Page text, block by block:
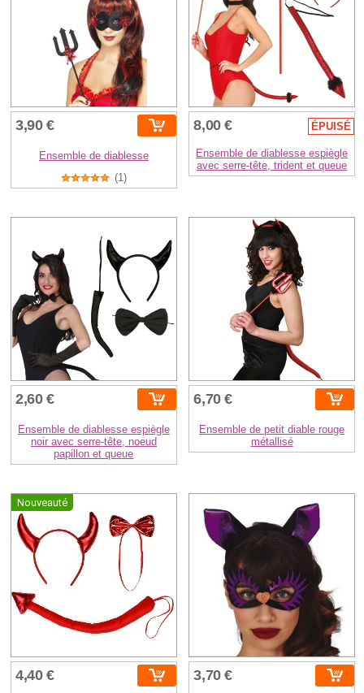
3,90 €
Ensemble de diablesse
(1)
8,00 € ÉPUISÉ
Ensemble de diablesse espiègle
avec serre-tête, trident et queue
2,60 €
Ensemble de diablesse espiègle
noir avec serre-tête, noeud
papillon et queue
6,70 €
Ensemble de petit diable rouge
métallisé
Nouveauté
4,40 € 3,70 €